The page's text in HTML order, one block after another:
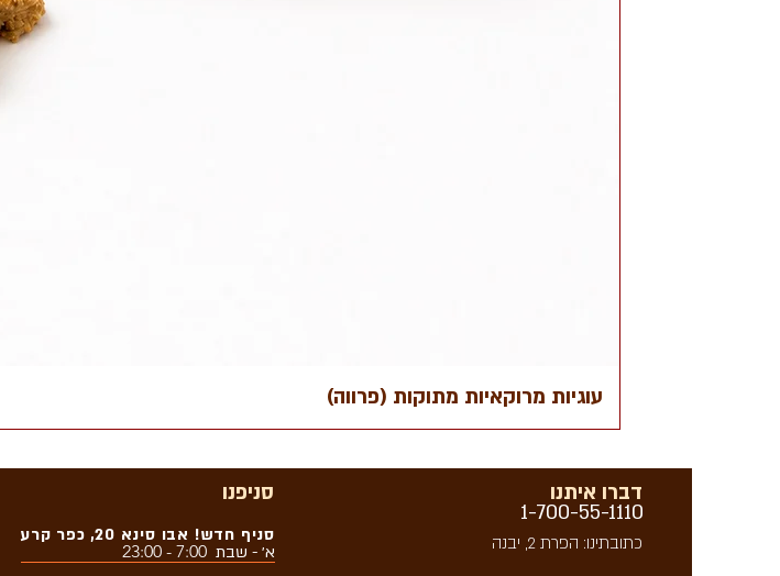
עוגיות מרוקאיות מתוקות (פרווה)
סניפנו
סניף חדש! אבו סינא 20, כפר קרע
א׳ - שבת7:00 - 23:00
דברו איתנו
כתובתינו: הפרת 2, יבנה
1-700-55-1110